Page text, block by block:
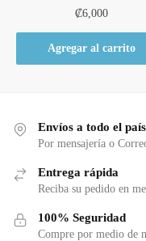
₡6,000
Agregar al carrito
Envíos a todo el país
Por mensajería o
Entrega rápida
Reciba su pedido en
100% Seguridad
Compre por medio de